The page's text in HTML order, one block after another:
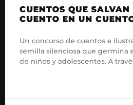
CUENTOS QUE SALVAN
CUENTO EN UN
Un concurso de cuentos e
semilla silenciosa que germina
de niños y adolescentes. A